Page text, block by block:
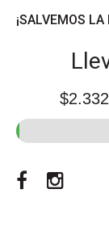
¡SALVEMOS
Facebook